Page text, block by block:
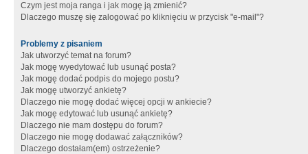
Czym jest moja ranga i jak mogę ją zmienić?
Dlaczego muszę się zalogować po kliknięciu w przycisk "e-mail"?
Problemy z pisaniem
Jak utworzyć temat na forum?
Jak mogę wyedytować lub usunąć posta?
Jak mogę dodać podpis do mojego postu?
Jak mogę utworzyć ankietę?
Dlaczego nie mogę dodać więcej opcji w ankiecie?
Jak mogę edytować lub usunąć ankietę?
Dlaczego nie mam dostępu do forum?
Dlaczego nie mogę dodawać załączników?
Dlaczego dostałam(em) ostrzeżenie?